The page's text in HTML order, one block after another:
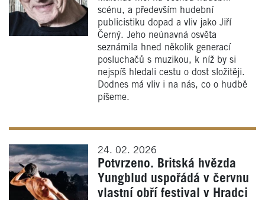
scénu, a především hudební
publicistiku dopad a vliv jako Jiří
Černý. Jeho neúnavná osvěta
seznámila hned několik generací
posluchačů s muzikou, k níž by si
nejspíš hledali cestu o dost složitěji.
Dodnes má vliv i na nás, co o hudbě
píšeme.
24. 02. 2026
Potvrzeno. Britská hvězda
Yungblud uspořádá v červnu
vlastní obří festival v Hradci